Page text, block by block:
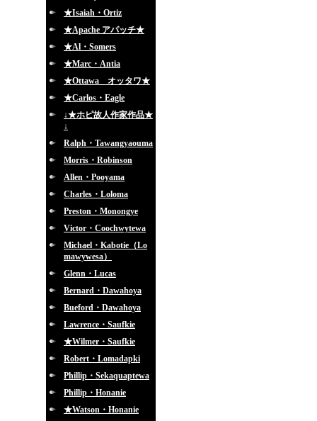
★Isaiah・Ortiz
★Apache アパッチ★
★Al・Somers
★Marc・Antia
★Ottawa オッタワ★
★Carlos・Eagle
↓★ホピ故人作家作品★
↓
Ralph・Tawangyaouma
Morris・Robinson
Allen・Pooyama
Charles・Loloma
Preston・Monongye
Victor・Coochwytewa
Michael・Kabotie（Lo
mawywesa）
Glenn・Lucas
Bernard・Dawahoya
Bueford・Dawahoya
Lawrence・Saufkie
★Wilmer・Saufkie
Robert・Lomadapki
Phillip・Sekaquaptewa
Phillip・Honanie
★Watson・Honanie